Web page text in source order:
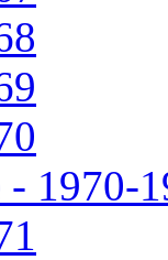
- 1970-